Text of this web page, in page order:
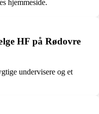
hjemmeside.
HF på Rødovre
undervisere og et